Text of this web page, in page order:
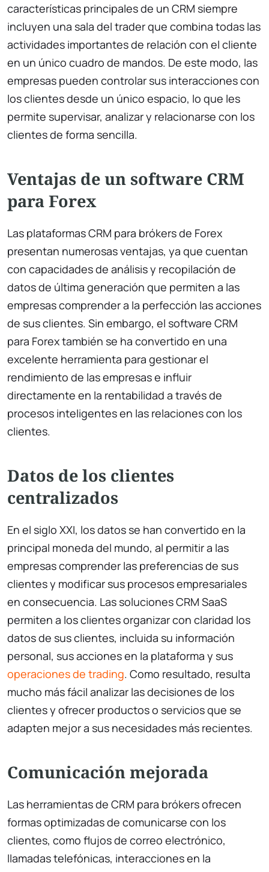
características principales de un CRM siempre
incluyen una sala del trader que combina todas las
actividades importantes de relación con el cliente
en un único cuadro de mandos. De este modo, las
empresas pueden controlar sus interacciones con
los clientes desde un único espacio, lo que les
permite supervisar, analizar y relacionarse con los
clientes de forma sencilla.
Ventajas de un software CRM
para Forex
Las plataformas CRM para brókers de Forex
presentan numerosas ventajas, ya que cuentan
con capacidades de análisis y recopilación de
datos de última generación que permiten a las
empresas comprender a la perfección las acciones
de sus clientes. Sin embargo, el software CRM
para Forex también se ha convertido en una
excelente herramienta para gestionar el
rendimiento de las empresas e influir
directamente en la rentabilidad a través de
procesos inteligentes en las relaciones con los
clientes.
Datos de los clientes
centralizados
En el siglo XXI, los datos se han convertido en la
principal moneda del mundo, al permitir a las
empresas comprender las preferencias de sus
clientes y modificar sus procesos empresariales
en consecuencia. Las soluciones CRM SaaS
permiten a los clientes organizar con claridad los
datos de sus clientes, incluida su información
personal, sus acciones en la plataforma y sus
operaciones de trading. Como resultado, resulta
mucho más fácil analizar las decisiones de los
clientes y ofrecer productos o servicios que se
adapten mejor a sus necesidades más recientes.
Comunicación mejorada
Las herramientas de CRM para brókers ofrecen
formas optimizadas de comunicarse con los
clientes, como flujos de correo electrónico,
llamadas telefónicas, interacciones en la